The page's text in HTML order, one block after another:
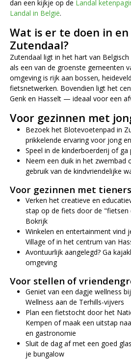
dan een kijkje op de Landal
Landal in België.
Wat is er te doen in
Zutendaal?
Zutendaal ligt in het hart van
als een van de groenste gemeenten
omgeving is rijk aan bossen,
fietsnetwerken. Bovendien ligt het
Genk en Hasselt — ideaal voor een
Voor gezinnen met
Bezoek het Blotevoetenpad in
prikkelende ervaring voor jong
Speel in de kinderboerderij of ga
Neem een duik in het zwembad
gebruik van de kindvriendelijke
Voor gezinnen met tieners
Verken het creatieve en
stap op de fiets door de
Bokrijk
Winkelen en entertainment vind
Village of in het centrum van
Avontuurlijk aangelegd? Ga
omgeving
Voor stellen of
Geniet van een dagje wellness
Wellness aan de Terhills-vijvers
Plan een fietstocht door het
Kempen of maak een uitstap
en gastronomie
Sluit de dag af met een goed
je bungalow